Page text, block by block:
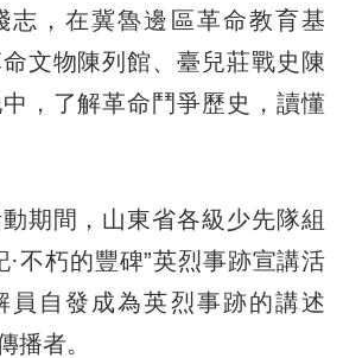
志，在冀魯邊區革命教育基
文物陳列館、臺兒莊戰史陳
，了解革命鬥爭歷史，讀懂
間，山東省各級少先隊組
·不朽的豐碑”英烈事跡宣講活
員自發成為英烈事跡的講述
播者。